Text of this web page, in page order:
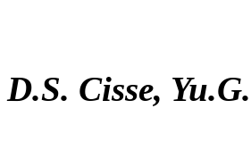
D.S. Cisse,